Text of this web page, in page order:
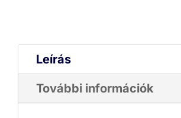
Leírás
További információk